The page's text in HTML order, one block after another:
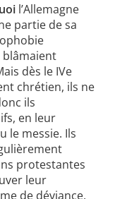
l’Allemagne
partie de sa
blâmaient
dès le IVe
chrétien, ils ne
ils
en leur
le messie. Ils
protestantes
leur
de déviance,